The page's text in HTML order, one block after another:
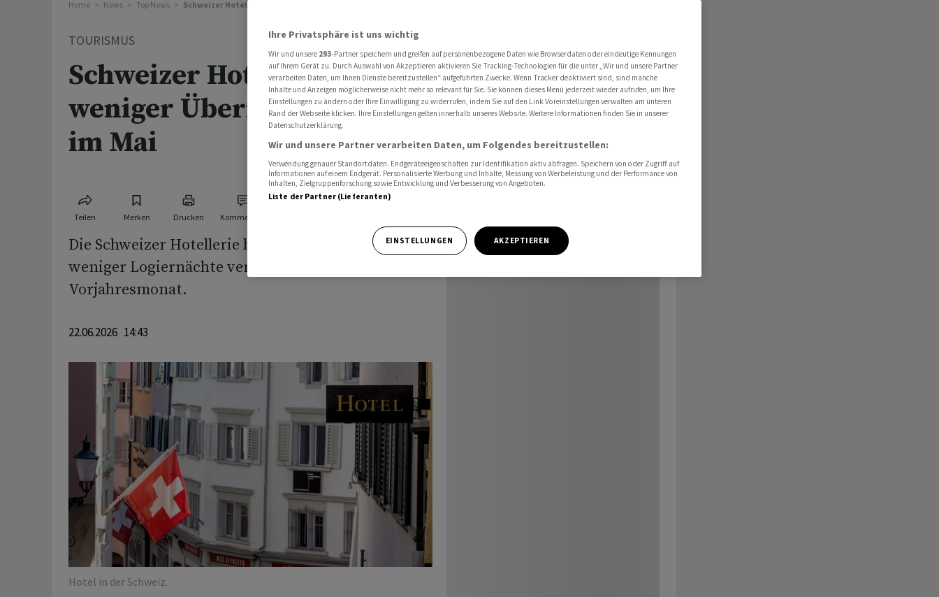
Home News Top News Schweizer Hotellerie mit weniger Übernachtungen im Mai
TOURISMUS
Schweizer Hotellerie mit
weniger Übernachtungen
im Mai
Teilen Merken Drucken Kommentare
Die Schweizer Hotellerie hat im Mai 2026 etwas
weniger Logiernächte verzeichnet als im
Vorjahresmonat.
22.06.2026 14:43
Hotel in der Schweiz.
Ihre Privatsphäre ist uns wichtig
Wir und unsere 293-Partner speichern und greifen auf personenbezogene Daten wie Browserdaten oder eindeutige Kennungen
auf Ihrem Gerät zu. Durch Auswahl von Akzeptieren aktivieren Sie Tracking-Technologien für die unter „Wir und unsere Partner
verarbeiten Daten, um Ihnen Dienste bereitzustellen“ aufgeführten Zwecke. Wenn Tracker deaktiviert sind, sind manche
Inhalte und Anzeigen möglicherweise nicht mehr so relevant für Sie. Sie können dieses Menü jederzeit wieder aufrufen, um Ihre
Einstellungen zu ändern oder Ihre Einwilligung zu widerrufen, indem Sie auf den Link Voreinstellungen verwalten am unteren
Rand der Webseite klicken. Ihre Einstellungen gelten innerhalb unseres Website. Weitere Informationen finden Sie in unserer
Datenschutzerklärung.
Wir und unsere Partner verarbeiten Daten, um Folgendes bereitzustellen:
Verwendung genauer Standortdaten. Endgeräteeigenschaften zur Identifikation aktiv abfragen. Speichern von oder Zugriff auf
Informationen auf einem Endgerät. Personalisierte Werbung und Inhalte, Messung von Werbeleistung und der Performance von
Inhalten, Zielgruppenforschung sowie Entwicklung und Verbesserung von Angeboten.
Liste der Partner (Lieferanten)
EINSTELLUNGEN AKZEPTIEREN